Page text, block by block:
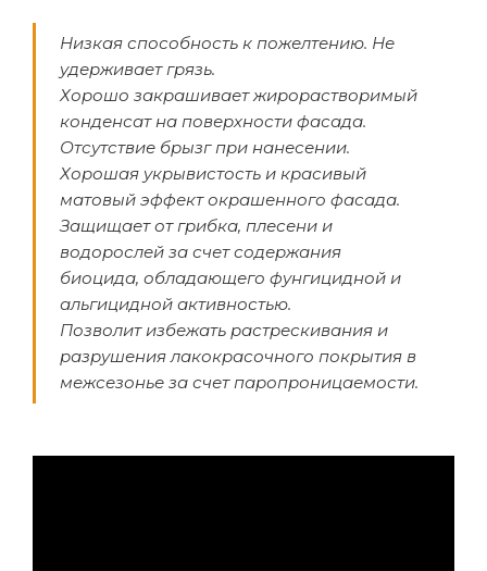
Низкая способность к пожелтению. Не
удерживает грязь.
Хорошо закрашивает жирорастворимый
конденсат на поверхности фасада.
Отсутствие брызг при нанесении.
Хорошая укрывистость и красивый
матовый эффект окрашенного фасада.
Защищает от грибка, плесени и
водорослей за счет содержания
биоцида, обладающего фунгицидной и
альгицидной активностью.
Позволит избежать растрескивания и
разрушения лакокрасочного покрытия в
межсезонье за счет паропроницаемости.